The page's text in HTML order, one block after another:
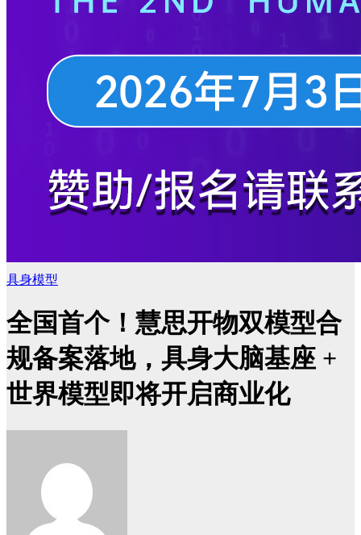
具身模型
全国首个！慧思开物双模型合
规备案落地，具身大脑基座 +
世界模型即将开启商业化